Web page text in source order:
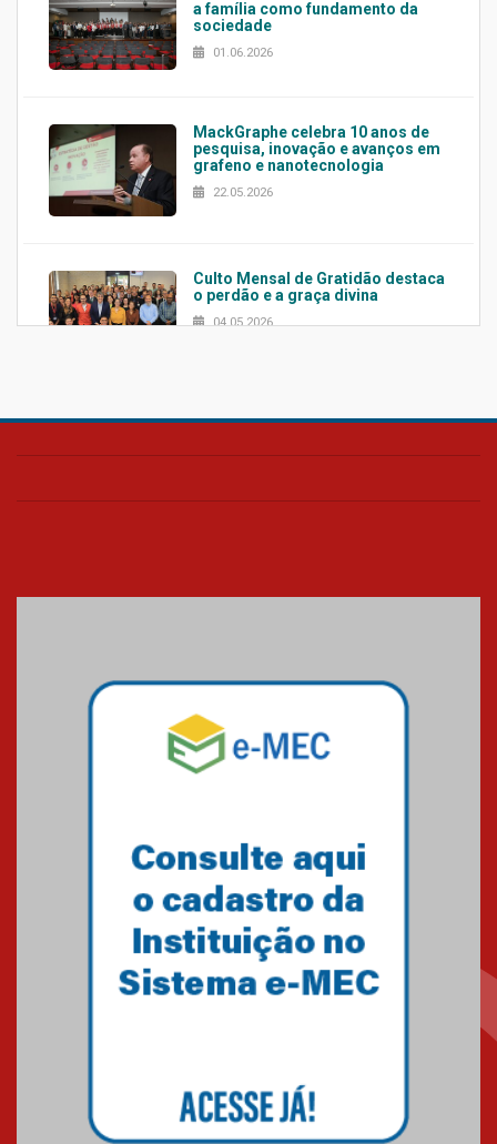
a família como fundamento da
sociedade
01.06.2026
MackGraphe celebra 10 anos de
pesquisa, inovação e avanços em
grafeno e nanotecnologia
22.05.2026
Culto Mensal de Gratidão destaca
o perdão e a graça divina
04.05.2026
Confira como foi o culto mensal
Mackenzie mobiliza campanha
solidária para apoiar famílias em
Minas Gerais
Primeiro culto do ano ressalta o
27.02.2026